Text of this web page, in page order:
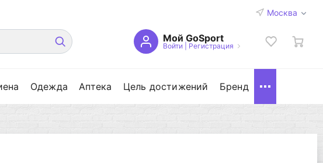
Москва
Мой GoSport
Войти| Регистрация
Одежда Аптека Цель достижений Бренд